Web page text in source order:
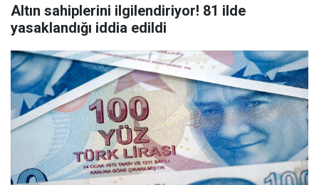
Altın sahiplerini ilgilendiriyor! 81 ilde
yasaklandığı iddia edildi